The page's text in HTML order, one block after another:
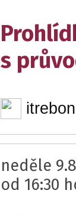
s
neděle
od 16:30